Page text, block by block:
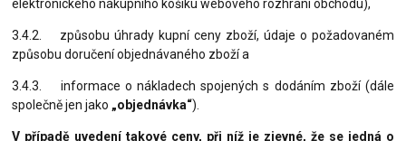
elektronického nákupního košíku webového rozhraní obchodu),
3.4.2. způsobu úhrady kupní ceny zboží, údaje o požadovaném
způsobu doručení objednávaného zboží a
3.4.3. informace o nákladech spojených s dodáním zboží (dále
společně jen jako „objednávka“).
V případě uvedení takové ceny, při níž je zjevné, že se jedná o